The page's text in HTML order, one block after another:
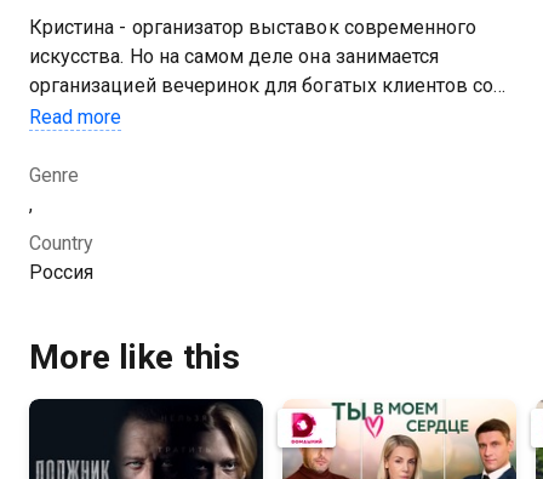
Кристина - организатор выставок современного
искусства. Но на самом деле она занимается
организацией вечеринок для богатых клиентов со
всего мира. В её подчинении находятся десятки
спецслужбы и полиция
Read more
Genre
,
Country
Россия
More like this